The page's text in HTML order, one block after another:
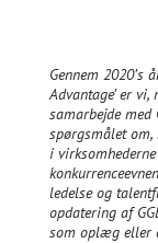
Gennem 2020’s
Advantage’ er
samarbejde med
spørgsmålet
i
ledelse og
opdatering af
som oplæg eller